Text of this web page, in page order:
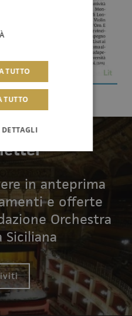
in anteprima
e offerte
Orchestra
Siciliana
TUTTO
TUTTO